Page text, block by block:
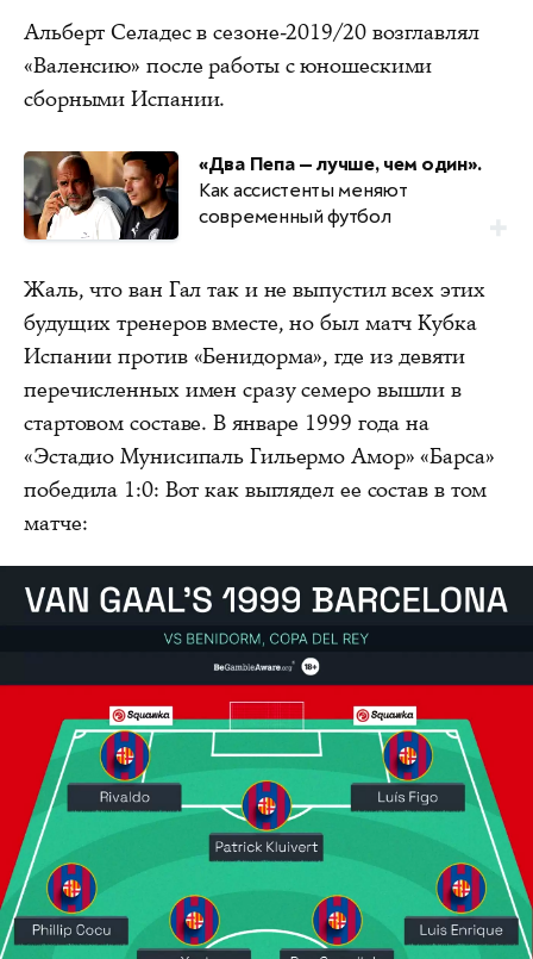
Альберт Селадес в сезоне-2019/20 возглавлял
«Валенсию» после работы с юношескими
сборными Испании.
«Два Пепа — лучше, чем один».
Как ассистенты меняют
современный футбол
Жаль, что ван Гал так и не выпустил всех этих
будущих тренеров вместе, но был матч Кубка
Испании против «Бенидорма», где из девяти
перечисленных имен сразу семеро вышли в
стартовом составе. В январе 1999 года на
«Эстадио Мунисипаль Гильермо Амор» «Барса»
победила 1:0: Вот как выглядел ее состав в том
матче: